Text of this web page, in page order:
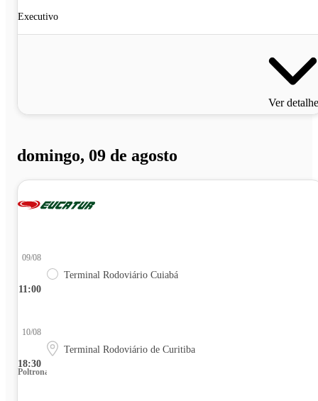
Executivo
Ver
domingo, 09 de agosto
11:00
09/08
Terminal Rodoviário Cuiabá
18:30
10/08
Terminal Rodoviário de Curitiba
Poltrona